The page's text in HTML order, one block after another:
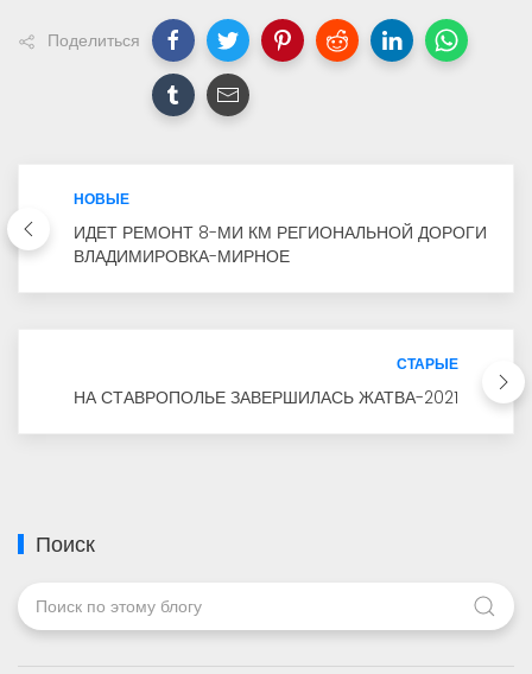
Поделиться
НОВЫЕ
ИДЕТ РЕМОНТ 8-МИ КМ РЕГИОНАЛЬНОЙ ДОРОГИ
ВЛАДИМИРОВКА-МИРНОЕ
СТАРЫЕ
НА СТАВРОПОЛЬЕ ЗАВЕРШИЛАСЬ ЖАТВА-2021
Поиск